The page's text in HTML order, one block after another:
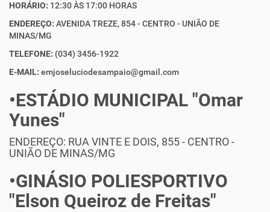
HORÁRIO: 12:30 ÀS 17:00 HORAS
ENDEREÇO: AVENIDA TREZE, 854 - CENTRO - UNIÃO DE
MINAS/MG
TELEFONE: (034) 3456-1922
E-MAIL: emjoseluciodesampaio@gmail.com
•ESTÁDIO MUNICIPAL "Omar
Yunes"
ENDEREÇO: RUA VINTE E DOIS, 855 - CENTRO -
UNIÃO DE MINAS/MG
•GINÁSIO POLIESPORTIVO
"Elson Queiroz de Freitas"